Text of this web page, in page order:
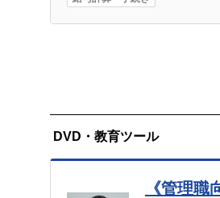
DVD・教育ツール
《管理